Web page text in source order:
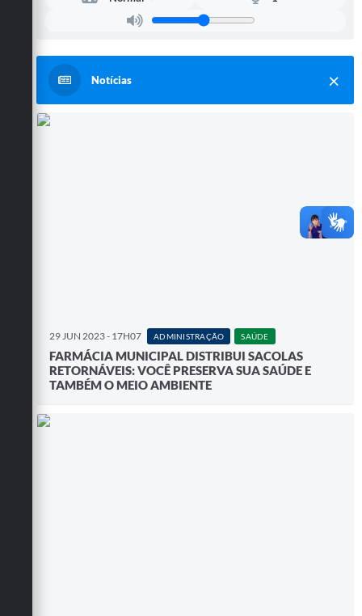
Notícias
29 JUN 2023 - 17H07 ADMINISTRAÇÃO SAÚDE
FARMÁCIA MUNICIPAL DISTRIBUI SACOLAS
RETORNÁVEIS: VOCÊ PRESERVA SUA SAÚDE E
TAMBÉM O MEIO AMBIENTE